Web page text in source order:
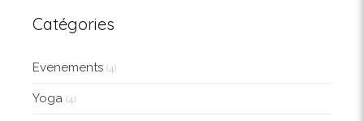
Catégories
Evenements (4)
Yoga (4)